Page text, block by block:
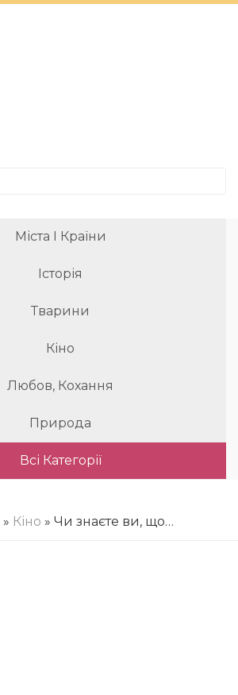
Міста І Країни
Історія
Тварини
Кіно
Любов, Кохання
Природа
Всі Категорії
» Кіно » Чи знаєте ви, що…